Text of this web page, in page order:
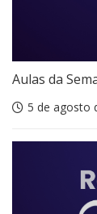
Aulas da
5 de agosto